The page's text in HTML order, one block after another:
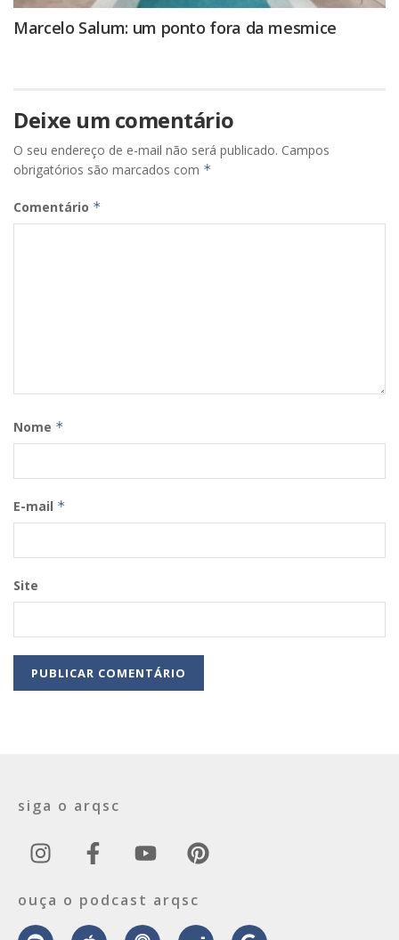
Marcelo Salum: um ponto fora da mesmice
Deixe um comentário
O seu endereço de e-mail não será publicado. Campos
obrigatórios são marcados com *
Comentário *
Nome *
E-mail *
Site
siga o arqsc
ouça o podcast arqsc